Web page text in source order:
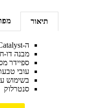
תיאור
ה-Catalyst המקורי שהציב סטנדרטים חדשים של ביצועים ועמידות
מבנה דו-
ספיידר
עובי
בשימוש
סנטרלוק